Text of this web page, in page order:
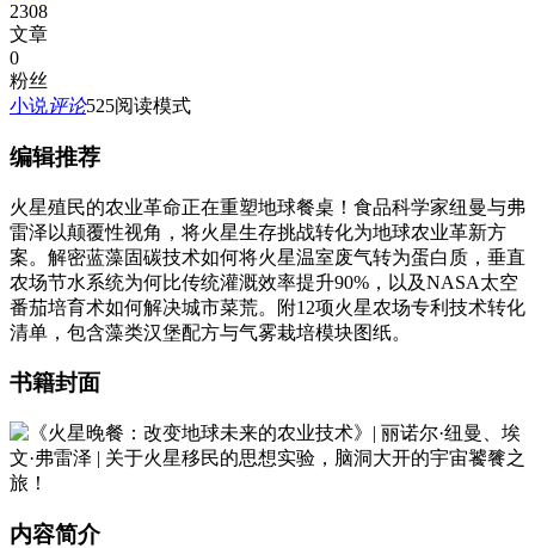
2308
文章
0
粉丝
小说评论525阅读模式
编辑推荐
火星殖民的农业革命正在重塑地球餐桌！食品科学家纽曼与弗
雷泽以颠覆性视角，将火星生存挑战转化为地球农业革新方
案。解密蓝藻固碳技术如何将火星温室废气转为蛋白质，垂直
农场节水系统为何比传统灌溉效率提升90%，以及NASA太空
番茄培育术如何解决城市菜荒。附12项火星农场专利技术转化
清单，包含藻类汉堡配方与气雾栽培模块图纸。
书籍封面
内容简介